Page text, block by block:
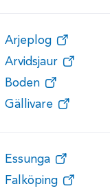
Arjeplog
Arvidsjaur
Boden
Gällivare
Essunga
Falköping